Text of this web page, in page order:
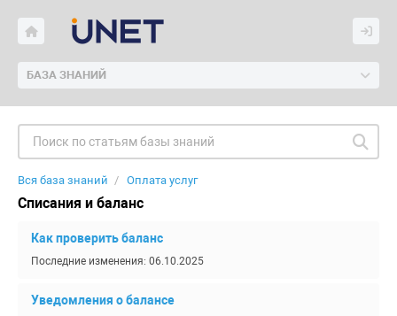
БАЗА ЗНАНИЙ
Вся база знаний Оплата услуг
Списания и баланс
Как проверить баланс
Последние изменения: 06.10.2025
Уведомления о балансе